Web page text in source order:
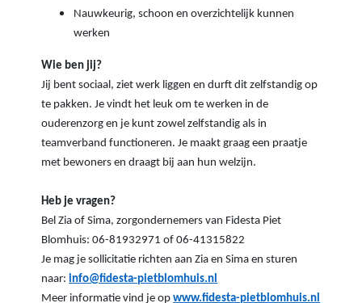
Nauwkeurig, schoon en overzichtelijk kunnen
werken
Wie ben jij?
Jij bent sociaal, ziet werk liggen en durft dit zelfstandig op
te pakken. Je vindt het leuk om te werken in de
ouderenzorg en je kunt zowel zelfstandig als in
teamverband functioneren. Je maakt graag een praatje
met bewoners en draagt bij aan hun welzijn.
Heb je vragen?
Bel Zia of Sima, zorgondernemers van Fidesta Piet
Blomhuis: 06-81932971 of 06-41315822
Je mag je sollicitatie richten aan Zia en Sima en sturen
naar:info@fidesta-pietblomhuis.nl
Meer informatie vind je opwww.fidesta-pietblomhuis.nl